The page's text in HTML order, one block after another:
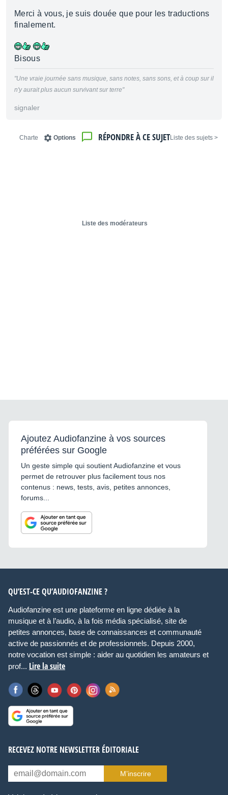
Merci à vous, je suis douée que pour les traductions
finalement.
Bisous
"Une vraie journée sans musique, sans notes, sans sons, et à coup sur il
n'y aurait plus aucun survivant sur terre"
signaler
< Liste des sujets
RÉPONDRE À CE SUJET
Options
Charte
Liste des modérateurs
Ajoutez Audiofanzine à vos sources
préférées sur Google
Un geste simple qui soutient Audiofanzine et vous
permet de retrouver plus facilement tous nos
contenus : news, tests, avis, petites annonces,
forums...
QU’EST-CE QU’AUDIOFANZINE ?
Audiofanzine est une plateforme en ligne dédiée à la
musique et à l’audio, à la fois média spécialisé, site de
petites annonces, base de connaissances et communauté
active de passionnés et de professionnels. Depuis 2000,
notre vocation est simple : aider au quotidien les amateurs et
prof... Lire la suite
RECEVEZ NOTRE NEWSLETTER ÉDITORIALE
M’inscrire